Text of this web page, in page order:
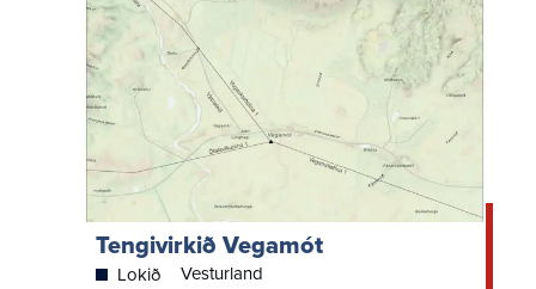
Tengivirkið Vegamót
Lokið Vesturland